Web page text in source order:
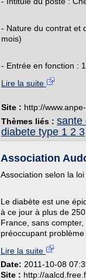
- Nature du contrat et
mois)
- Entrée en fonction : 1
Lire la suite
Site : http://
Thèmes liés : sante
diabete type 1 2 3
Association
Association selon la
Le diabète est une
à ce jour à plus de
France, sans
préoccupant problème
Lire la suite
Date: 2011-10-08
Site : http://